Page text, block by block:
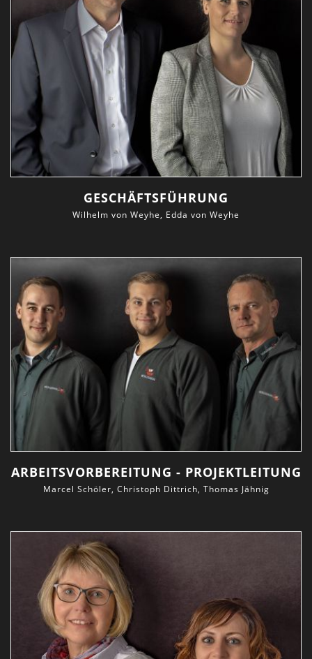
GESCHÄFTSFÜHRUNG
Wilhelm von Weyhe, Edda von Weyhe
ARBEITSVORBEREITUNG - PROJEKTLEITUNG
Marcel Schöler, Christoph Dittrich, Thomas Jähnig